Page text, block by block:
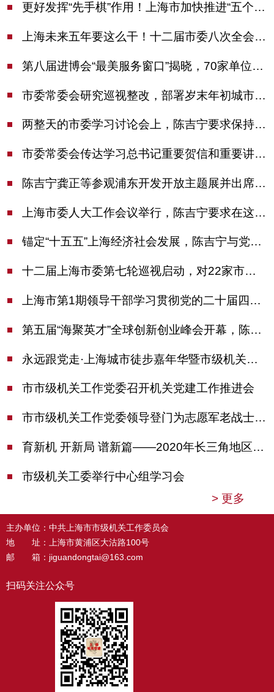
更好发挥“先手棋”作用！上海市加快推进“五个中心”建设领导小组会议举行
上海未来五年要这么干！十二届市委八次全会审议通过上海“十五五”规划建议
第八届进博会“最美服务窗口”揭晓，70家单位诠释“上海服务”温度
市委常委会研究巡视整改，部署岁末年初城市安全工作
两整天的市委学习讨论会上，陈吉宁要求保持战略定力始终坚定信心善于科学应对
市委常委会传达学习总书记重要贺信和重要讲话精神，研究党建引领物业治理等工作
陈吉宁龚正等参观浦东开发开放主题展并出席座谈会
上海市委人大工作会议举行，陈吉宁要求在这些方面更加奋发有为
锚定“十五五”上海经济社会发展，陈吉宁与党外人士专题协商座谈
十二届上海市委第七轮巡视启动，对22家市管单位开展常规巡视
上海市第1期领导干部学习贯彻党的二十届四中全会精神专题研讨班开班，陈吉宁作专题报告
第五届“海聚英才”全球创新创业峰会开幕，陈吉宁出席并启动新一届大赛
永远跟党走·上海城市徒步嘉年华暨市级机关运动会开幕
市市级机关工作党委召开机关党建工作推进会
市市级机关工作党委领导登门为志愿军老战士佩戴纪念章
育新机 开新局 谱新篇——2020年长三角地区机关党建工作研讨会在南京召开
市级机关工委举行中心组学习会
> 更多